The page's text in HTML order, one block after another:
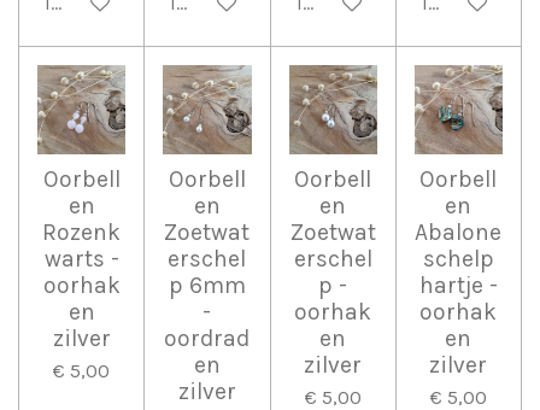
Oorbell
en
Rozenk
warts -
oorhak
en
zilver
€ 5,00
Oorbell
en
Zoetwat
erschel
p 6mm
-
oordrad
en
zilver
Oorbell
en
Zoetwat
erschel
p -
oorhak
en
zilver
€ 5,00
Oorbell
en
Abalone
schelp
hartje -
oorhak
en
zilver
€ 5,00